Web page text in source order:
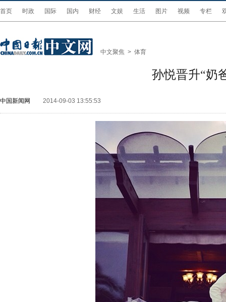
首页 时政 国际 国内 财经 文娱 生活 图片 视频 专栏
中文聚焦 > 体育
孙悦晋升“奶
中国新闻网 2014-09-03 13:55:53